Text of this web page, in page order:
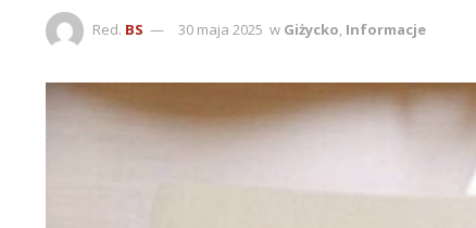
Red. BS 30 maja 2025 w Giżycko, Informacje